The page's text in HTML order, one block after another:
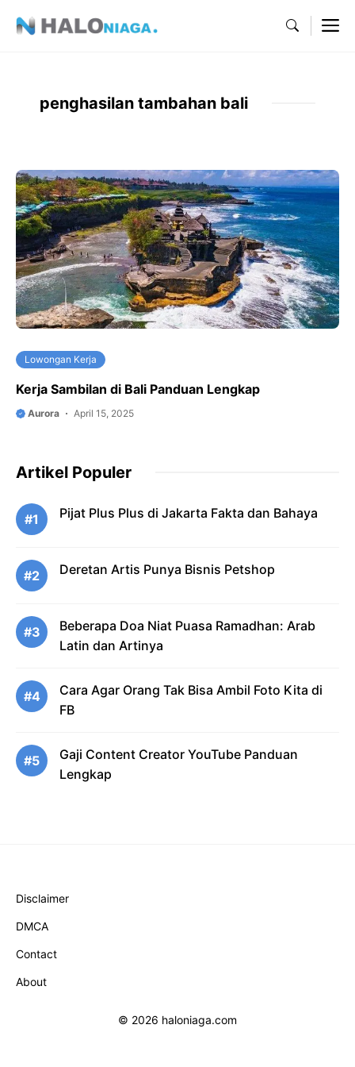
penghasilan tambahan bali
Lowongan Kerja
Kerja Sambilan di Bali Panduan Lengkap
Aurora April 15, 2025
Artikel Populer
#1 Pijat Plus Plus di Jakarta Fakta dan Bahaya
#2 Deretan Artis Punya Bisnis Petshop
#3
Beberapa Doa Niat Puasa Ramadhan: Arab
Latin dan Artinya
#4
Cara Agar Orang Tak Bisa Ambil Foto Kita di
FB
#5
Gaji Content Creator YouTube Panduan
Lengkap
Disclaimer
DMCA
Contact
About
© 2026 haloniaga.com